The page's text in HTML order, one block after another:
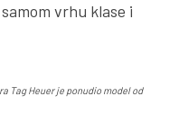
vrhu klase i
Tag Heuer je ponudio model od